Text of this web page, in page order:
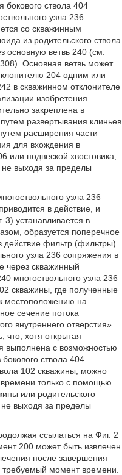
бокового ствола 404
узла 236
со скважинным
из родительского ствола
основную ветвь 240 (см.
Основная ветвь может
204 одним или
в скважинном отклонителе
изобретения
закреплена в
развертывания клиньев
расширения части
для вхождения в
или подвеской хвостовика,
выходя за пределы
узла 236
в действие, и
3) устанавливается в
образуется поперечное
действие фильтр (фильтры)
узла 236 сопряжения в
через скважинный
многоствольного узла 236
скважины, где полученные
местоположению на
сечение потока
внутреннего отверстия»
что, хотя открытая
выполнена с возможностью
ствола 404
102 скважины, можно
только с помощью
или родительского
выходя за пределы
ссылаться на Фиг. 2
200 может быть извлечен
после завершения
требуемый момент времени.